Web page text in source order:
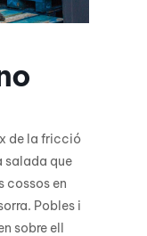
de la fricció
salada que
cossos en
Pobles i
sobre ell